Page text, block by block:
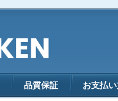
品質保証 お支払